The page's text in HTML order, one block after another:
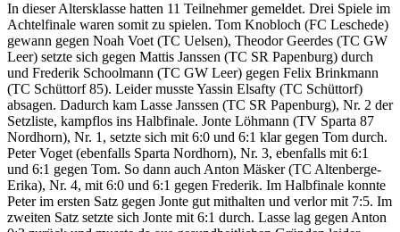
In dieser Altersklasse hatten 11 Teilnehmer gemeldet. Drei Spiele im
Achtelfinale waren somit zu spielen. Tom Knobloch (FC Leschede)
gewann gegen Noah Voet (TC Uelsen), Theodor Geerdes (TC GW
Leer) setzte sich gegen Mattis Janssen (TC SR Papenburg) durch
und Frederik Schoolmann (TC GW Leer) gegen Felix Brinkmann
(TC Schüttorf 85). Leider musste Yassin Elsafty (TC Schüttorf)
absagen. Dadurch kam Lasse Janssen (TC SR Papenburg), Nr. 2 der
Setzliste, kampflos ins Halbfinale. Jonte Löhmann (TV Sparta 87
Nordhorn), Nr. 1, setzte sich mit 6:0 und 6:1 klar gegen Tom durch.
Peter Voget (ebenfalls Sparta Nordhorn), Nr. 3, ebenfalls mit 6:1
und 6:1 gegen Tom. So dann auch Anton Mäsker (TC Altenberge-
Erika), Nr. 4, mit 6:0 und 6:1 gegen Frederik. Im Halbfinale konnte
Peter im ersten Satz gegen Jonte gut mithalten und verlor mit 7:5. Im
zweiten Satz setzte sich Jonte mit 6:1 durch. Lasse lag gegen Anton